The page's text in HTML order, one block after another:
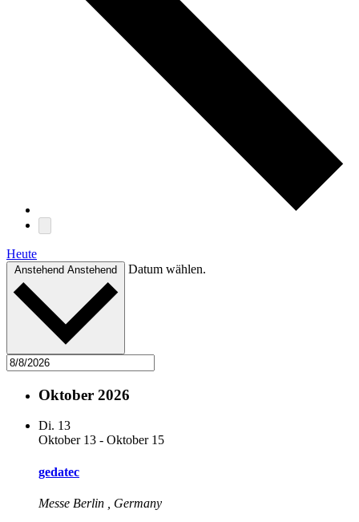
Heute
Anstehend Anstehend Datum wählen.
Oktober 2026
Di. 13
Oktober 13 - Oktober 15
gedatec
Messe Berlin
, Germany